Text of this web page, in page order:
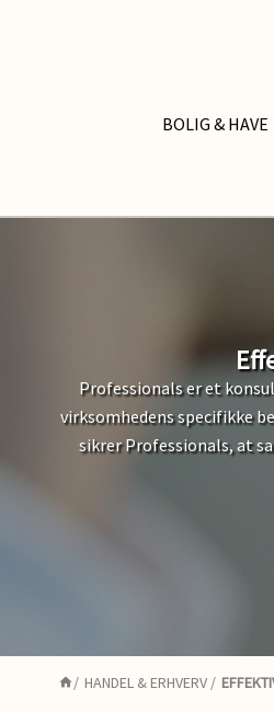
BOLIG & HAVE
Professionals er et
virksomhedens specifikke
sikrer Professionals, at
/ HANDEL & ERHVERV /